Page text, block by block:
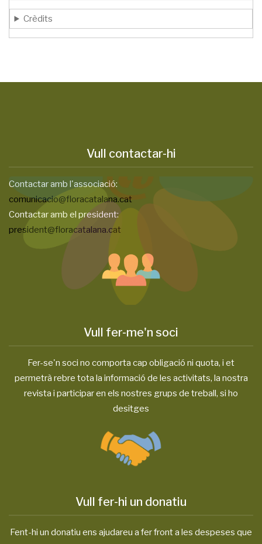
Crèdits
Vull contactar-hi
Contactar amb l'associació:
comunicacio@floracatalana.cat
Contactar amb el president:
president@floracatalana.cat
Vull fer-me'n soci
Fer-se'n soci no comporta cap obligació ni quota, i et
permetrà rebre tota la informació de les activitats, la nostra
revista i participar en els nostres grups de treball, si ho
desitges
Vull fer-hi un donatiu
Fent-hi un donatiu ens ajudareu a fer front a les despeses que